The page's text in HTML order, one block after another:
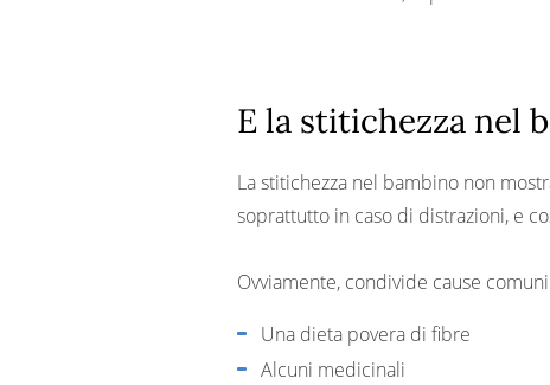
E la stitichezza nel
La stitichezza nel bambino non
soprattutto in caso di distrazioni, e
Ovviamente, condivide cause
Una dieta povera di fibre
Alcuni medicinali